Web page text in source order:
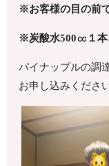
※お客様の目の前
※炭酸水500㏄１
パイナップルの調
お申し込みくださ